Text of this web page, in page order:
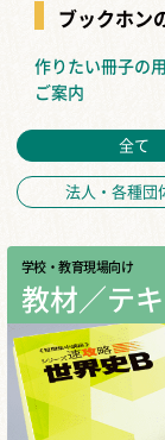
ブックホン
作りたい冊子の
ご案内
全て
法人・各種団
学校・教育現場向け
教材／テ